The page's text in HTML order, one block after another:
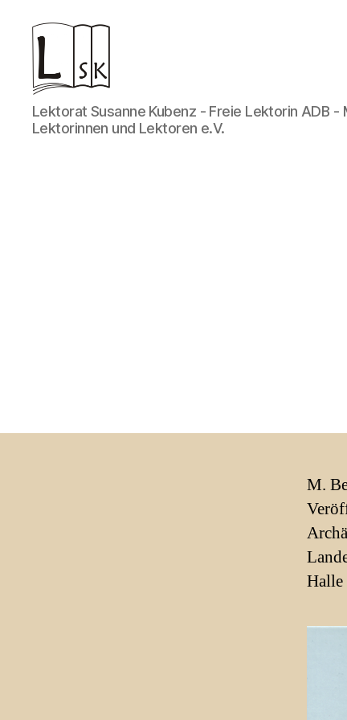
Lektorat
Susanne
Kubenz
Lektorat Susanne Kubenz - Freie Lektorin ADB -
Lektorinnen und Lektoren e.V.
M.
Halle